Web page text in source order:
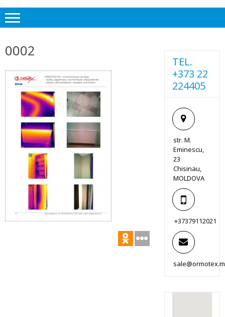
0002
TEL.
+373 22
224405
str. M.
Eminescu,
23
Chisinau,
MOLDOVA
+37379112021